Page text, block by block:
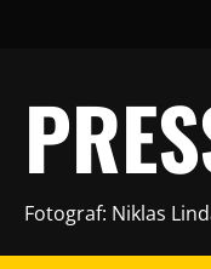
Fotograf: Niklas